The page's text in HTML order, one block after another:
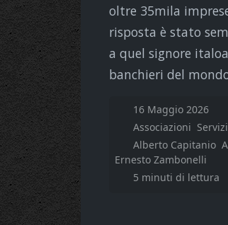
oltre 35mila
risposta è stato
a quel signore
banchieri del
16 Maggio 2026
Associazioni Servizi
Alberto Capitanio
Ernesto Zambonelli
5 minuti di lettura